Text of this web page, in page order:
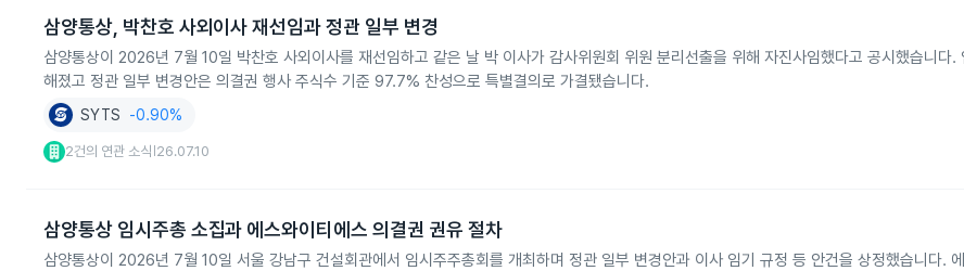
삼양통상, 박찬호 사외이사 재선임과 정관 일부 변경
삼양통상이 2026년 7월 10일 박찬호 사외이사를 재선임하고 같은 날 박 이사가 감사위원회 위원 분리선출을 위해 자진사임했다고 공시했습니다.
해졌고 정관 일부 변경안은 의결권 행사 주식수 기준 97.7% 찬성으로 특별결의로 가결됐습니다.
SYTS -0.90%
2건의 연관 소식 26.07.10
삼양통상 임시주총 소집과 에스와이티에스 의결권 권유 절차
삼양통상이 2026년 7월 10일 서울 강남구 건설회관에서 임시주주총회를 개최하며 정관 일부 변경안과 이사 임기 규정 등 안건을 상정했습니다.